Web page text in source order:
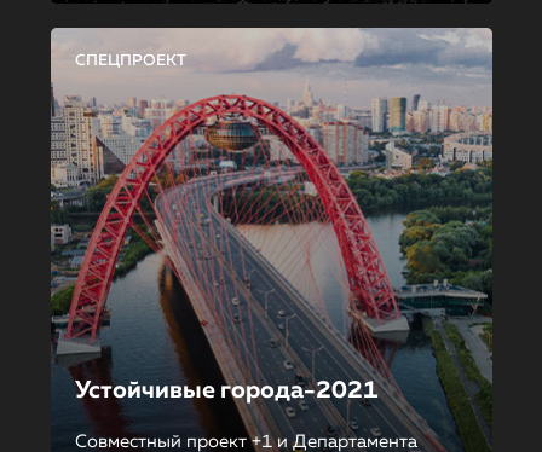
СПЕЦПРОЕКТ
Устойчивые города-2021
Совместный проект +1 и Департамента